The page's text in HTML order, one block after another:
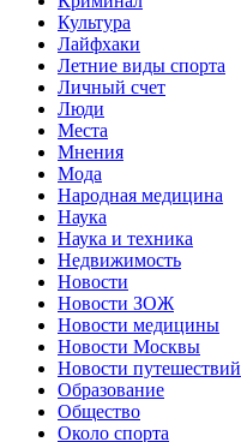
Культура
Лайфхаки
Летние виды спорта
Личный счет
Люди
Места
Мнения
Мода
Народная медицина
Наука
Наука и техника
Недвижимость
Новости
Новости ЗОЖ
Новости медицины
Новости Москвы
Новости путешествий
Образование
Общество
Около спорта